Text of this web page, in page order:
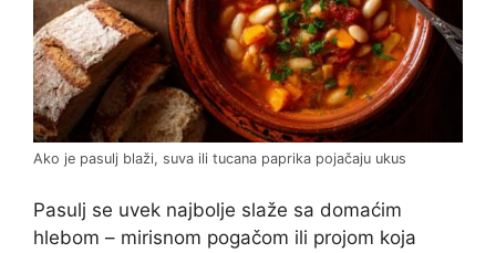
Ako je pasulj blaži, suva ili tucana paprika pojačaju ukus
Pasulj se uvek najbolje slaže sa domaćim
hlebom – mirisnom pogačom ili projom koja